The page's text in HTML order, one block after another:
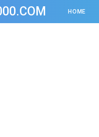
HOME